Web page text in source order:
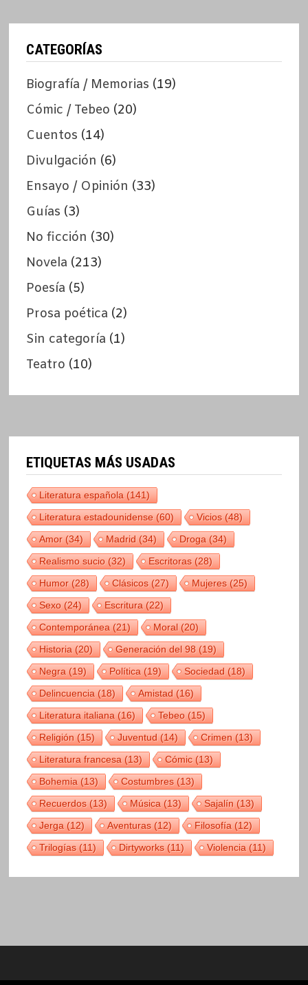
CATEGORÍAS
Biografía / Memorias (19)
Cómic / Tebeo (20)
Cuentos (14)
Divulgación (6)
Ensayo / Opinión (33)
Guías (3)
No ficción (30)
Novela (213)
Poesía (5)
Prosa poética (2)
Sin categoría (1)
Teatro (10)
ETIQUETAS MÁS USADAS
Literatura española(141)
Literatura estadounidense(60) Vicios(48)
Amor(34) Madrid(34) Droga(34)
Realismo sucio(32) Escritoras(28)
Humor(28) Clásicos(27) Mujeres(25)
Sexo(24) Escritura(22)
Contemporánea(21) Moral(20)
Historia(20) Generación del 98(19)
Negra(19) Política(19) Sociedad(18)
Delincuencia(18) Amistad(16)
Literatura italiana(16) Tebeo(15)
Religión(15) Juventud(14) Crimen(13)
Literatura francesa(13) Cómic(13)
Bohemia(13) Costumbres(13)
Recuerdos(13) Música(13) Sajalín(13)
Jerga(12) Aventuras(12) Filosofía(12)
Trilogías(11) Dirtyworks(11) Violencia(11)